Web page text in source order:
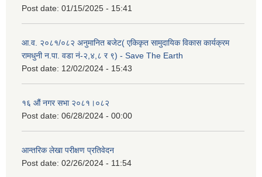
Post date: 01/15/2025 - 15:41
आ.व. २०८१/०८२ अनुमानित बजेट( एकिकृत सामुदायिक विकास कार्यक्रम
रामधुनी न.पा. वडा नं-२,४,८ र ९) - Save The Earth
Post date: 12/02/2024 - 15:43
१६ औं नगर सभा २०८१।०८२
Post date: 06/28/2024 - 00:00
आन्तरिक लेखा परीक्षण प्रतिवेदन
Post date: 02/26/2024 - 11:54